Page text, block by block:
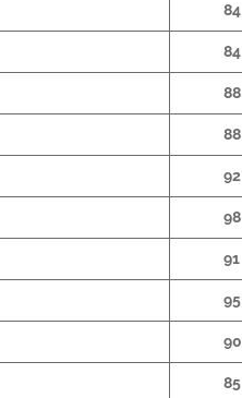
84
84
88
88
92
98
91
95
90
85